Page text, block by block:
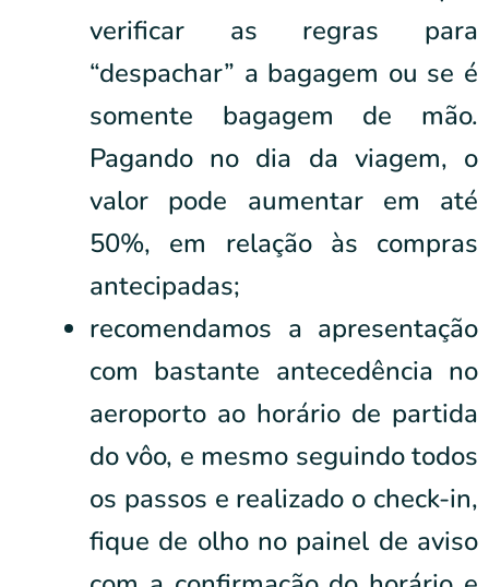
verificar as regras para
“despachar” a bagagem ou se é
somente bagagem de mão.
Pagando no dia da viagem, o
valor pode aumentar em até
50%, em relação às compras
antecipadas;
recomendamos a apresentação
com bastante antecedência no
aeroporto ao horário de partida
do vôo, e mesmo seguindo todos
os passos e realizado o check-in,
fique de olho no painel de aviso